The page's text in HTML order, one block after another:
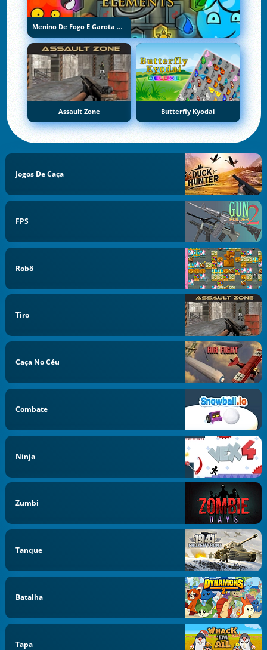
Menino De Fogo E Garota De Água 5: Elementos
Assault Zone Butterfly Kyodai
Jogos De Caça
FPS
Robô
Tiro
Caça No Céu
Combate
Ninja
Zumbi
Tanque
Batalha
Tapa